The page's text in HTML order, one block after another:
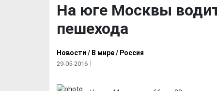
На юге Москвы
пешехода
Новости / В мире/ Россия
29-05-2016